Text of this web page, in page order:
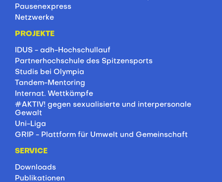
Pausenexpress
Netzwerke
PROJEKTE
IDUS - adh-Hochschullauf
Partnerhochschule des Spitzensports
Studis bei Olympia
Tandem-Mentoring
Internat. Wettkämpfe
#AKTIV! gegen sexualisierte und interpersonale
Gewalt
Uni-Liga
GRIP - Plattform für Umwelt und Gemeinschaft
SERVICE
Downloads
Publikationen